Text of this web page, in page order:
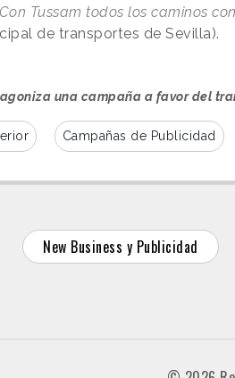
Tussam todos los caminos
de transportes de Sevilla).
una campaña a favor del
Campañas de Publicidad
New Business y Publicidad